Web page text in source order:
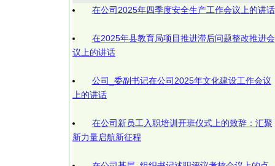
在公司2025年四季度安全生产工作会议上的讲话
在2025年县教育局项目推进滞后问题整改推进会
议上的讲话
公司_委副书记在公司2025年文化建设工作会议
上的讲话
在公司新员工入职培训开班仪式上的致辞：汇聚
新力量启航新征程